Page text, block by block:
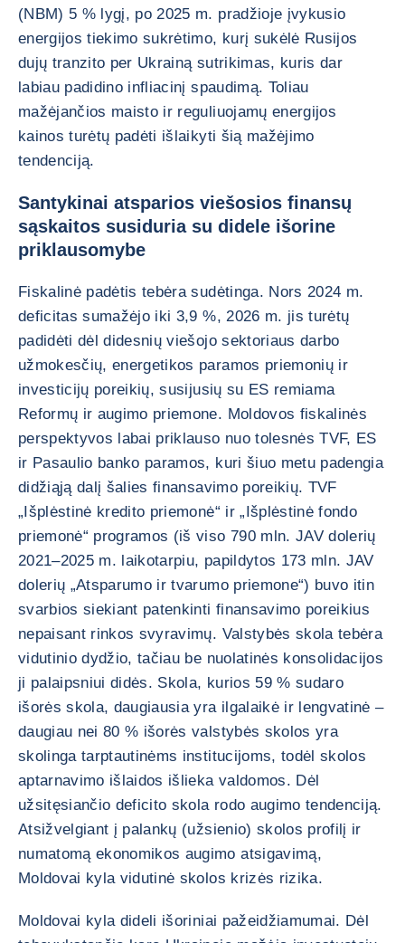
(NBM) 5 % lygį, po 2025 m. pradžioje įvykusio
energijos tiekimo sukrėtimo, kurį sukėlė Rusijos
dujų tranzito per Ukrainą sutrikimas, kuris dar
labiau padidino infliacinį spaudimą. Toliau
mažėjančios maisto ir reguliuojamų energijos
kainos turėtų padėti išlaikyti šią mažėjimo
tendenciją.
Santykinai atsparios viešosios finansų
sąskaitos susiduria su didele išorine
priklausomybe
Fiskalinė padėtis tebėra sudėtinga. Nors 2024 m.
deficitas sumažėjo iki 3,9 %, 2026 m. jis turėtų
padidėti dėl didesnių viešojo sektoriaus darbo
užmokesčių, energetikos paramos priemonių ir
investicijų poreikių, susijusių su ES remiama
Reformų ir augimo priemone. Moldovos fiskalinės
perspektyvos labai priklauso nuo tolesnės TVF, ES
ir Pasaulio banko paramos, kuri šiuo metu padengia
didžiąją dalį šalies finansavimo poreikių. TVF
„Išplėstinė kredito priemonė“ ir „Išplėstinė fondo
priemonė“ programos (iš viso 790 mln. JAV dolerių
2021–2025 m. laikotarpiu, papildytos 173 mln. JAV
dolerių „Atsparumo ir tvarumo priemone“) buvo itin
svarbios siekiant patenkinti finansavimo poreikius
nepaisant rinkos svyravimų. Valstybės skola tebėra
vidutinio dydžio, tačiau be nuolatinės konsolidacijos
ji palaipsniui didės. Skola, kurios 59 % sudaro
išorės skola, daugiausia yra ilgalaikė ir lengvatinė –
daugiau nei 80 % išorės valstybės skolos yra
skolinga tarptautinėms institucijoms, todėl skolos
aptarnavimo išlaidos išlieka valdomos. Dėl
užsitęsiančio deficito skola rodo augimo tendenciją.
Atsižvelgiant į palankų (užsienio) skolos profilį ir
numatomą ekonomikos augimo atsigavimą,
Moldovai kyla vidutinė skolos krizės rizika.
Moldovai kyla dideli išoriniai pažeidžiamumai. Dėl